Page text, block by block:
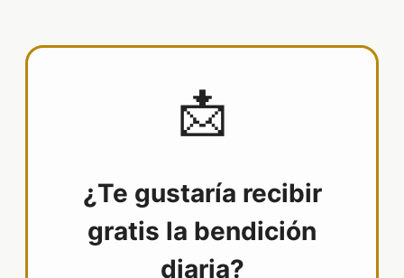
📩
¿Te gustaría recibir
gratis la bendición
diaria?